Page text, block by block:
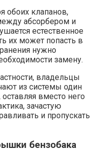
обоих клапанов,
абсорбером и
естественное
их может попасть в
нужно
замену.
владельцы
из системы один
вместо него
зачастую
и пропускать
бензобака